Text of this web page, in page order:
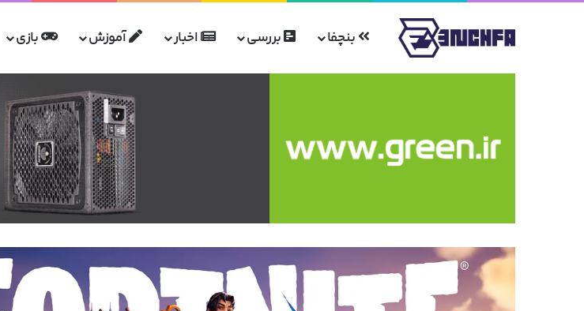
بنچفا بررسی اخبار آموزش بازی